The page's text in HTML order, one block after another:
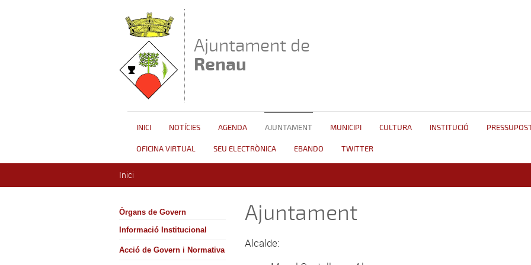
Ajuntament de
Renau
INICI NOTÍCIES AGENDA AJUNTAMENT MUNICIPI CULTURA INSTITUCIÓ
OFICINA VIRTUAL SEU ELECTRÒNICA EBANDO TWITTER
Inici
Òrgans de Govern
Informació Institucional
Acció de Govern i Normativa
Ajuntament
Alcalde: